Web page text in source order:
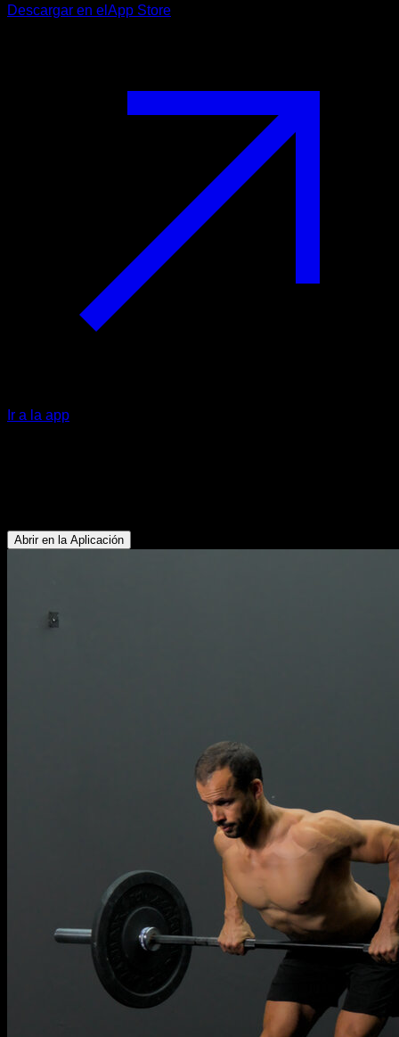
Descargar en el App Store
Ir a la app
Abrir en la Aplicación